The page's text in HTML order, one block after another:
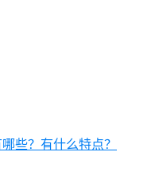
些？有什么特点？